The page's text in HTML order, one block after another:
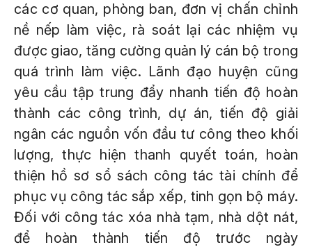
các cơ quan, phòng ban, đơn vị chấn chỉnh
nề nếp làm việc, rà soát lại các nhiệm vụ
được giao, tăng cường quản lý cán bộ trong
quá trình làm việc. Lãnh đạo huyện cũng
yêu cầu tập trung đẩy nhanh tiến độ hoàn
thành các công trình, dự án, tiến độ giải
ngân các nguồn vốn đầu tư công theo khối
lượng, thực hiện thanh quyết toán, hoàn
thiện hồ sơ sổ sách công tác tài chính để
phục vụ công tác sắp xếp, tinh gọn bộ máy.
Đối với công tác xóa nhà tạm, nhà dột nát,
để hoàn thành tiến độ trước ngày